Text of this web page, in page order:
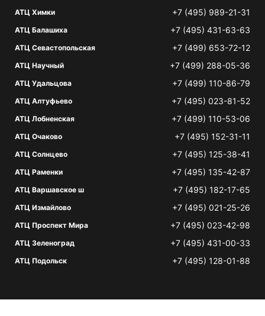
АТЦ Химки +7 (495) 989-21-31
АТЦ Балашиха +7 (495) 431-63-63
АТЦ Севастопольская +7 (499) 653-72-12
АТЦ Научный +7 (499) 288-05-36
АТЦ Удальцова +7 (499) 110-86-79
АТЦ Алтуфьево +7 (495) 023-81-52
АТЦ Лобненская +7 (499) 110-53-06
АТЦ Очаково +7 (495) 152-31-11
АТЦ Солнцево +7 (495) 125-38-41
АТЦ Раменки +7 (495) 135-42-87
АТЦ Варшавское ш +7 (495) 182-17-65
АТЦ Измайлово +7 (495) 021-25-26
АТЦ Проспект Мира +7 (495) 023-42-98
АТЦ Зеленоград +7 (495) 431-00-33
АТЦ Подольск +7 (495) 128-01-88